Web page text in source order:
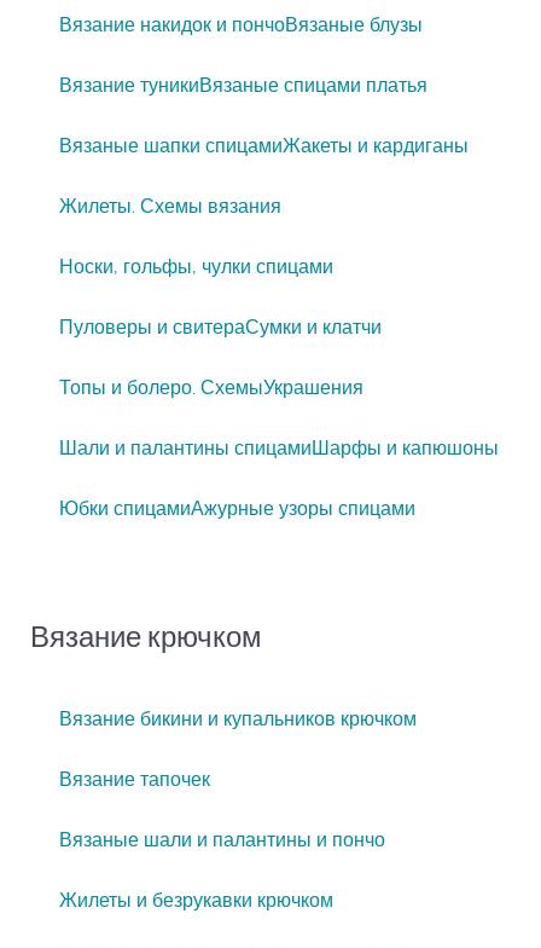
Вязание накидок и пончоВязаные блузы
Вязание туникиВязаные спицами платья
Вязаные шапки спицамиЖакеты и кардиганы
Жилеты. Схемы вязания
Носки, гольфы, чулки спицами
Пуловеры и свитераСумки и клатчи
Топы и болеро. СхемыУкрашения
Шали и палантины спицамиШарфы и капюшоны
Юбки спицамиАжурные узоры спицами
Вязание крючком
Вязание бикини и купальников крючком
Вязание тапочек
Вязаные шали и палантины и пончо
Жилеты и безрукавки крючком